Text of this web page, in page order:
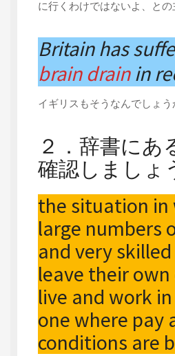
に行くわけではないよ、との
Britain has
brain drainin
イギリスもそうなんでしょう
２．辞書にあ
確認しましょ
the situation in
large numbers
and very
leave their
live and work
one where pay
conditions are